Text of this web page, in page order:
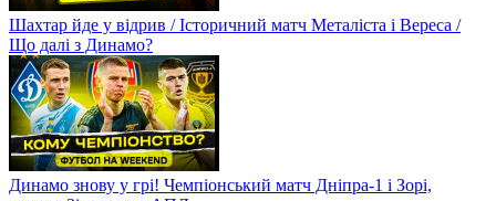
Шахтар йде у відрив / Історичний матч Металіста і Вереса /
Що далі з Динамо?
Динамо знову у грі! Чемпіонський матч Дніпра-1 і Зорі,